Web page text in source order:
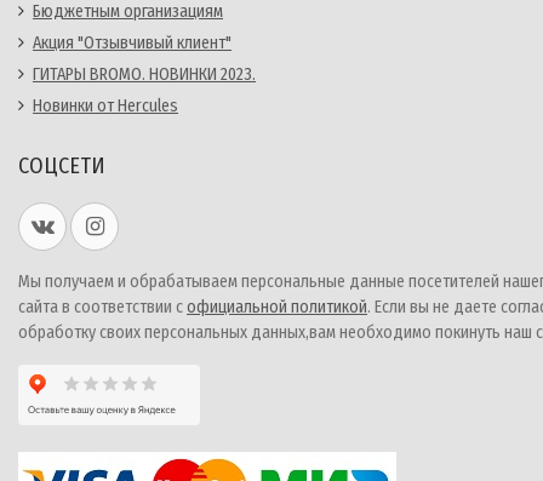
Бюджетным организациям
Акция "Отзывчивый клиент"
ГИТАРЫ BROMO. НОВИНКИ 2023.
Новинки от Hercules
СОЦСЕТИ
Мы получаем и обрабатываем персональные данные посетителей
сайта в соответствии софициальной политикой. Если вы не даете
обработку своих персональных данных,вам необходимо покинуть наш